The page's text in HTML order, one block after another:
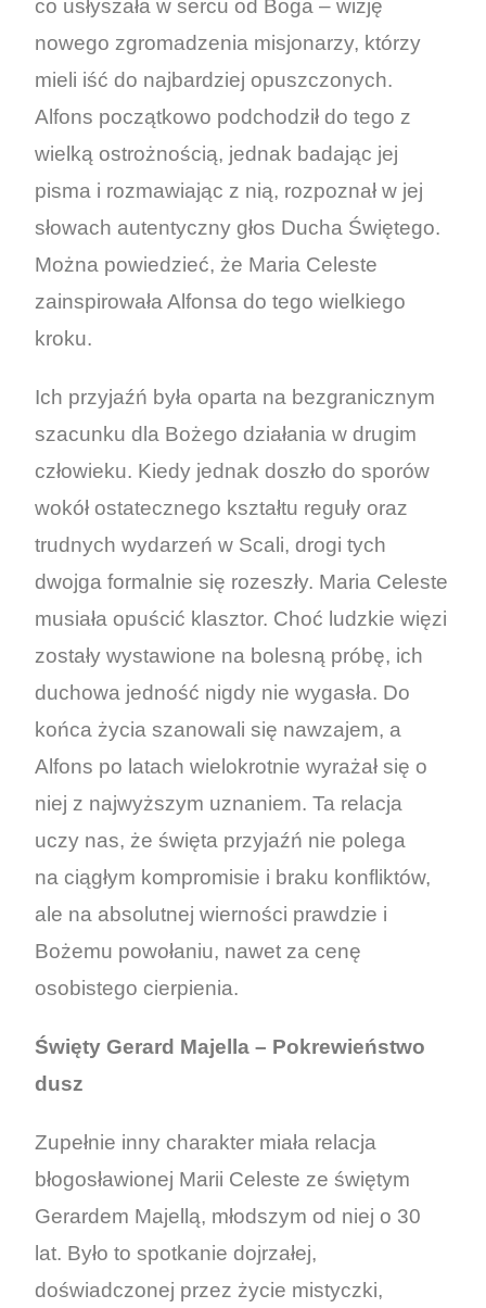
co usłyszała w sercu od Boga – wizję
nowego zgromadzenia misjonarzy, którzy
mieli iść do najbardziej opuszczonych.
Alfons początkowo podchodził do tego z
wielką ostrożnością, jednak badając jej
pisma i rozmawiając z nią, rozpoznał w jej
słowach autentyczny głos Ducha Świętego.
Można powiedzieć, że Maria Celeste
zainspirowała Alfonsa do tego wielkiego
kroku.
Ich przyjaźń była oparta na bezgranicznym
szacunku dla Bożego działania w drugim
człowieku. Kiedy jednak doszło do sporów
wokół ostatecznego kształtu reguły oraz
trudnych wydarzeń w Scali, drogi tych
dwojga formalnie się rozeszły. Maria Celeste
musiała opuścić klasztor. Choć ludzkie więzi
zostały wystawione na bolesną próbę, ich
duchowa jedność nigdy nie wygasła. Do
końca życia szanowali się nawzajem, a
Alfons po latach wielokrotnie wyrażał się o
niej z najwyższym uznaniem. Ta relacja
uczy nas, że święta przyjaźń nie polega
na ciągłym kompromisie i braku konfliktów,
ale na absolutnej wierności prawdzie i
Bożemu powołaniu, nawet za cenę
osobistego cierpienia.
Święty Gerard Majella – Pokrewieństwo
dusz
Zupełnie inny charakter miała relacja
błogosławionej Marii Celeste ze świętym
Gerardem Majellą, młodszym od niej o 30
lat. Było to spotkanie dojrzałej,
doświadczonej przez życie mistyczki,